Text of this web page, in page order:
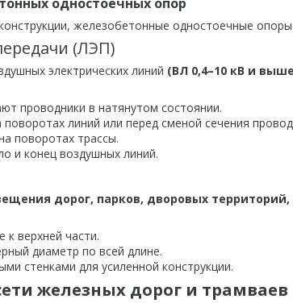
железобетонные одностоечные
(ЛЭП)
электрических линий (ВЛ 0,4–10 кВ и
проводники в натянутом состоянии.
поворотах линий или перед сменой сечения
поворотах трассы.
и конец воздушных линий.
дорог, парков, дворовых
к верхней части.
диаметр по всей длине.
стенками для усиленной конструкции.
железных дорог и трамваев